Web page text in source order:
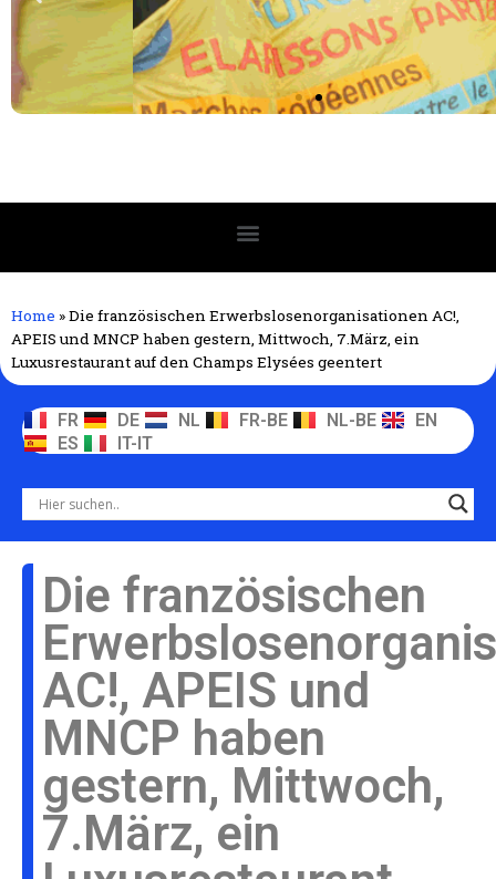
Home »Die französischen Erwerbslosenorganisationen AC!,
APEIS und MNCP haben gestern, Mittwoch, 7.März, ein
Luxusrestaurant auf den Champs Elysées geentert
FR DE NL FR-BE NL-BE
EN
ES
IT-IT
Die französischen
AC!, APEIS und
MNCP haben
gestern, Mittwoch,
7.März, ein